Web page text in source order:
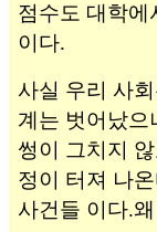
점수도 대학에
이다.
사실 우리 사
계는 벗어났으
썽이 그치지
정이 터져 나
사건들 이다.